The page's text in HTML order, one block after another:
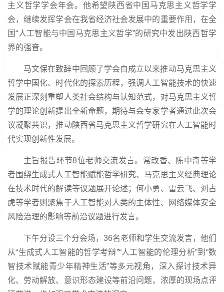
主义哲学学会年会。他希望陕西省中国马克思主义哲学学
会，继续发挥学会在我省经济社会发展中的重要作用，在全
国“人工智能与中国马克思主义哲学”的研究中发出陕西哲学
界的强音。
马文保在致辞中回顾了学会自成立以来推动马克思主义
哲学中国化、时代化的探索历程，强调人工智能技术的快速
发展正深刻重塑人类社会结构与认知范式，对马克思主义哲
学的理论创新提出全新命题，期待与会专家学者通过此次会
议凝聚共识，推动陕西省马克思主义哲学研究在人工智能时
代实现创新性发展。
主旨报告环节8位老师交流发言。常改香、陈中奇等学
者围绕生成式人工智能赋能哲学研究、马克思主义经典理论
在技术时代的解读等议题展开论述；何小勇、雷云飞、刘占
虎等学者则聚焦于人工智能对人类的主体性、网络媒体安全
风险治理的影响等前沿议题进行发言。
下午分设三个分会场，36名老师和学生交流发言，他们
从“生成式人工智能的哲学考辩”“人工智能的伦理分析”到“数
智技术赋能青少年精神生活”等多元视角，深入探讨技术异
化、劳动解放、意识形态建设等前沿问题，浓厚的现场点评